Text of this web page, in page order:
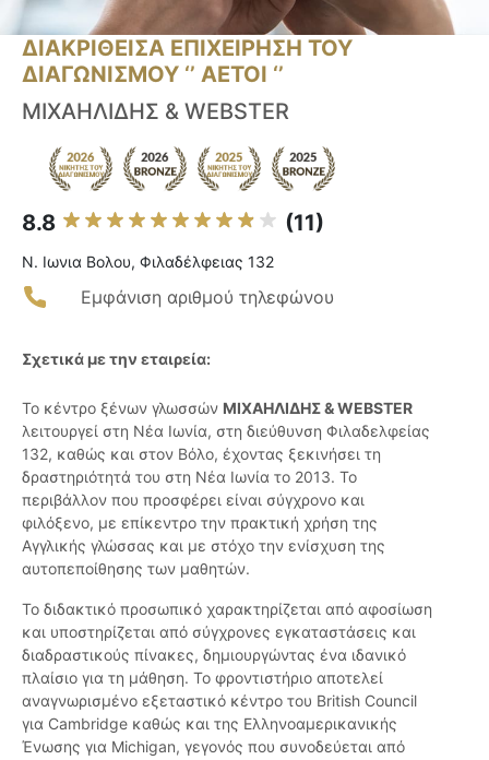
ΔΙΑΚΡΙΘΕΙΣΑ ΕΠΙΧΕΙΡΗΣΗ ΤΟΥ
ΔΙΑΓΩΝΙΣΜΟΥ ‘’ ΑΕΤΟΙ ‘’
ΜΙΧΑΗΛΙΔΗΣ & WEBSTER
8.8 (11)
Ν. Ιωνια Βολου, Φιλαδέλφειας 132
Εμφάνιση αριθμού τηλεφώνου
Σχετικά με την εταιρεία:
Το κέντρο ξένων γλωσσών ΜΙΧΑΗΛΙΔΗΣ & WEBSTER
λειτουργεί στη Νέα Ιωνία, στη διεύθυνση Φιλαδελφείας
132, καθώς και στον Βόλο, έχοντας ξεκινήσει τη
δραστηριότητά του στη Νέα Ιωνία το 2013. Το
περιβάλλον που προσφέρει είναι σύγχρονο και
φιλόξενο, με επίκεντρο την πρακτική χρήση της
Αγγλικής γλώσσας και με στόχο την ενίσχυση της
αυτοπεποίθησης των μαθητών.
Το διδακτικό προσωπικό χαρακτηρίζεται από αφοσίωση
και υποστηρίζεται από σύγχρονες εγκαταστάσεις και
διαδραστικούς πίνακες, δημιουργώντας ένα ιδανικό
πλαίσιο για τη μάθηση. Το φροντιστήριο αποτελεί
αναγνωρισμένο εξεταστικό κέντρο του British Council
για Cambridge καθώς και της Ελληνοαμερικανικής
Ένωσης για Michigan, γεγονός που συνοδεύεται από